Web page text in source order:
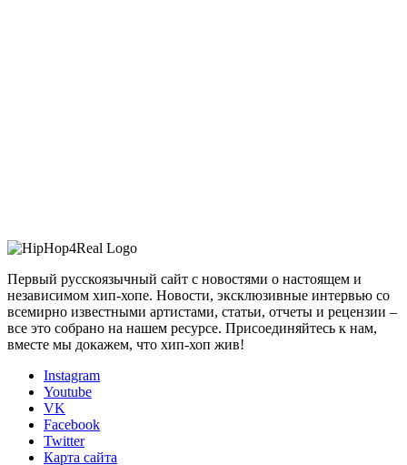
Первый русскоязычный сайт с новостями о настоящем и
независимом хип-хопе. Новости, эксклюзивные интервью со
всемирно известными артистами, статьи, отчеты и рецензии –
все это собрано на нашем ресурсе. Присоединяйтесь к нам,
вместе мы докажем, что хип-хоп жив!
Instagram
Youtube
VK
Facebook
Twitter
Карта сайта